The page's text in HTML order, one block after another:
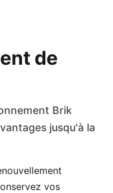
de
Brik
jusqu'à la
vos